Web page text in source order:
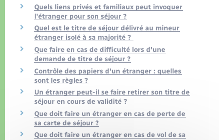
Quels liens privés et familiaux peut invoquer
l'étranger pour son séjour ?
Quel est le titre de séjour délivré au mineur
étranger isolé à sa majorité ?
Que faire en cas de difficulté lors d'une
demande de titre de séjour ?
Contrôle des papiers d'un étranger : quelles
sont les règles ?
Un étranger peut-il se faire retirer son titre de
séjour en cours de validité ?
Que doit faire un étranger en cas de perte de
sa carte de séjour ?
Que doit faire un étranger en cas de vol de sa